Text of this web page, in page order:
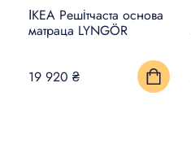
ІКЕА Решітчаста основа
матраца LYNGÖR
19 920 ₴